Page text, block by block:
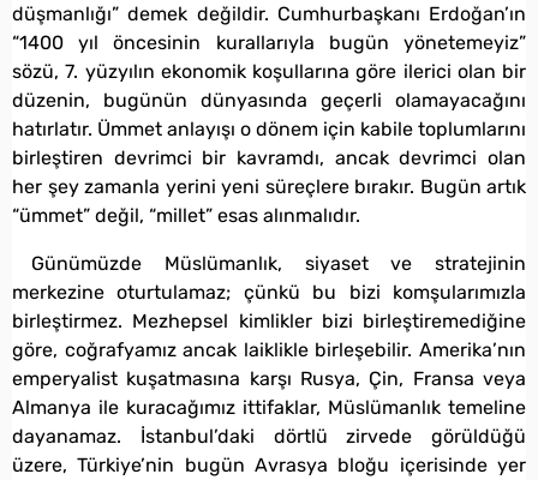
düşmanlığı” demek değildir. Cumhurbaşkanı Erdoğan’ın
“1400 yıl öncesinin kurallarıyla bugün yönetemeyiz”
sözü, 7. yüzyılın ekonomik koşullarına göre ilerici olan bir
düzenin, bugünün dünyasında geçerli olamayacağını
hatırlatır. Ümmet anlayışı o dönem için kabile toplumlarını
birleştiren devrimci bir kavramdı, ancak devrimci olan
her şey zamanla yerini yeni süreçlere bırakır. Bugün artık
“ümmet” değil, “millet” esas alınmalıdır.
Günümüzde Müslümanlık, siyaset ve stratejinin
merkezine oturtulamaz; çünkü bu bizi komşularımızla
birleştirmez. Mezhepsel kimlikler bizi birleştiremediğine
göre, coğrafyamız ancak laiklikle birleşebilir. Amerika’nın
emperyalist kuşatmasına karşı Rusya, Çin, Fransa veya
Almanya ile kuracağımız ittifaklar, Müslümanlık temeline
dayanamaz. İstanbul’daki dörtlü zirvede görüldüğü
üzere, Türkiye’nin bugün Avrasya bloğu içerisinde yer